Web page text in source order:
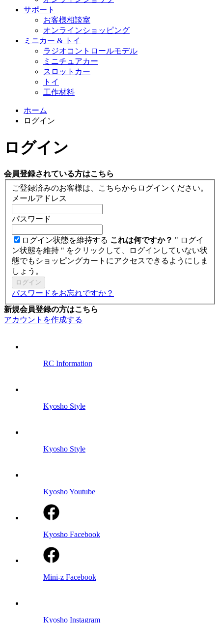
サポート
お客様相談室
オンラインショッピング
ミニカー & トイ
ラジオコントロールモデル
ミニチュアカー
スロットカー
トイ
工作材料
ホーム
ログイン
ログイン
会員登録されている方はこちら
ご登録済みのお客様は、こちらからログインください。
メールアドレス
パスワード
ログイン状態を維持する これは何ですか？ " ログイ
ン状態を維持 " をクリックして、ログインしていない状
態でもショッピングカートにアクセスできるようにしま
しょう。
ログイン
パスワードをお忘れですか？
新規会員登録の方はこちら
アカウントを作成する
RC Information
Kyosho Style
Kyosho Style
Kyosho Youtube
Kyosho Facebook
Mini-z Facebook
Kyosho Instagram